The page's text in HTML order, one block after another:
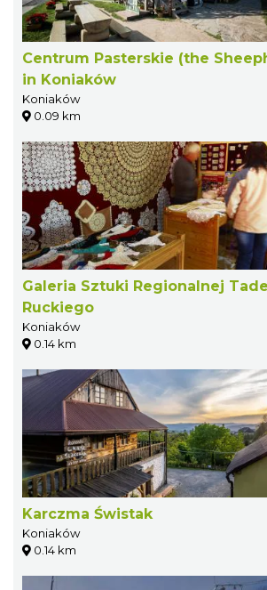
Centrum Pasterskie (the
in Koniaków
Koniaków
0.09 km
Galeria Sztuki Regionalnej
Ruckiego
Koniaków
0.14 km
Karczma Świstak
Koniaków
0.14 km